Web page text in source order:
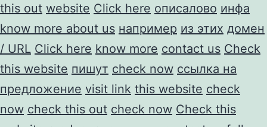
this out website Click here описалово инфа
know more about us например из этих домен
/ URL Click here know more contact us Check
this website пишут check now ссылка на
предложение visit link this website check
now check this out check now Check this